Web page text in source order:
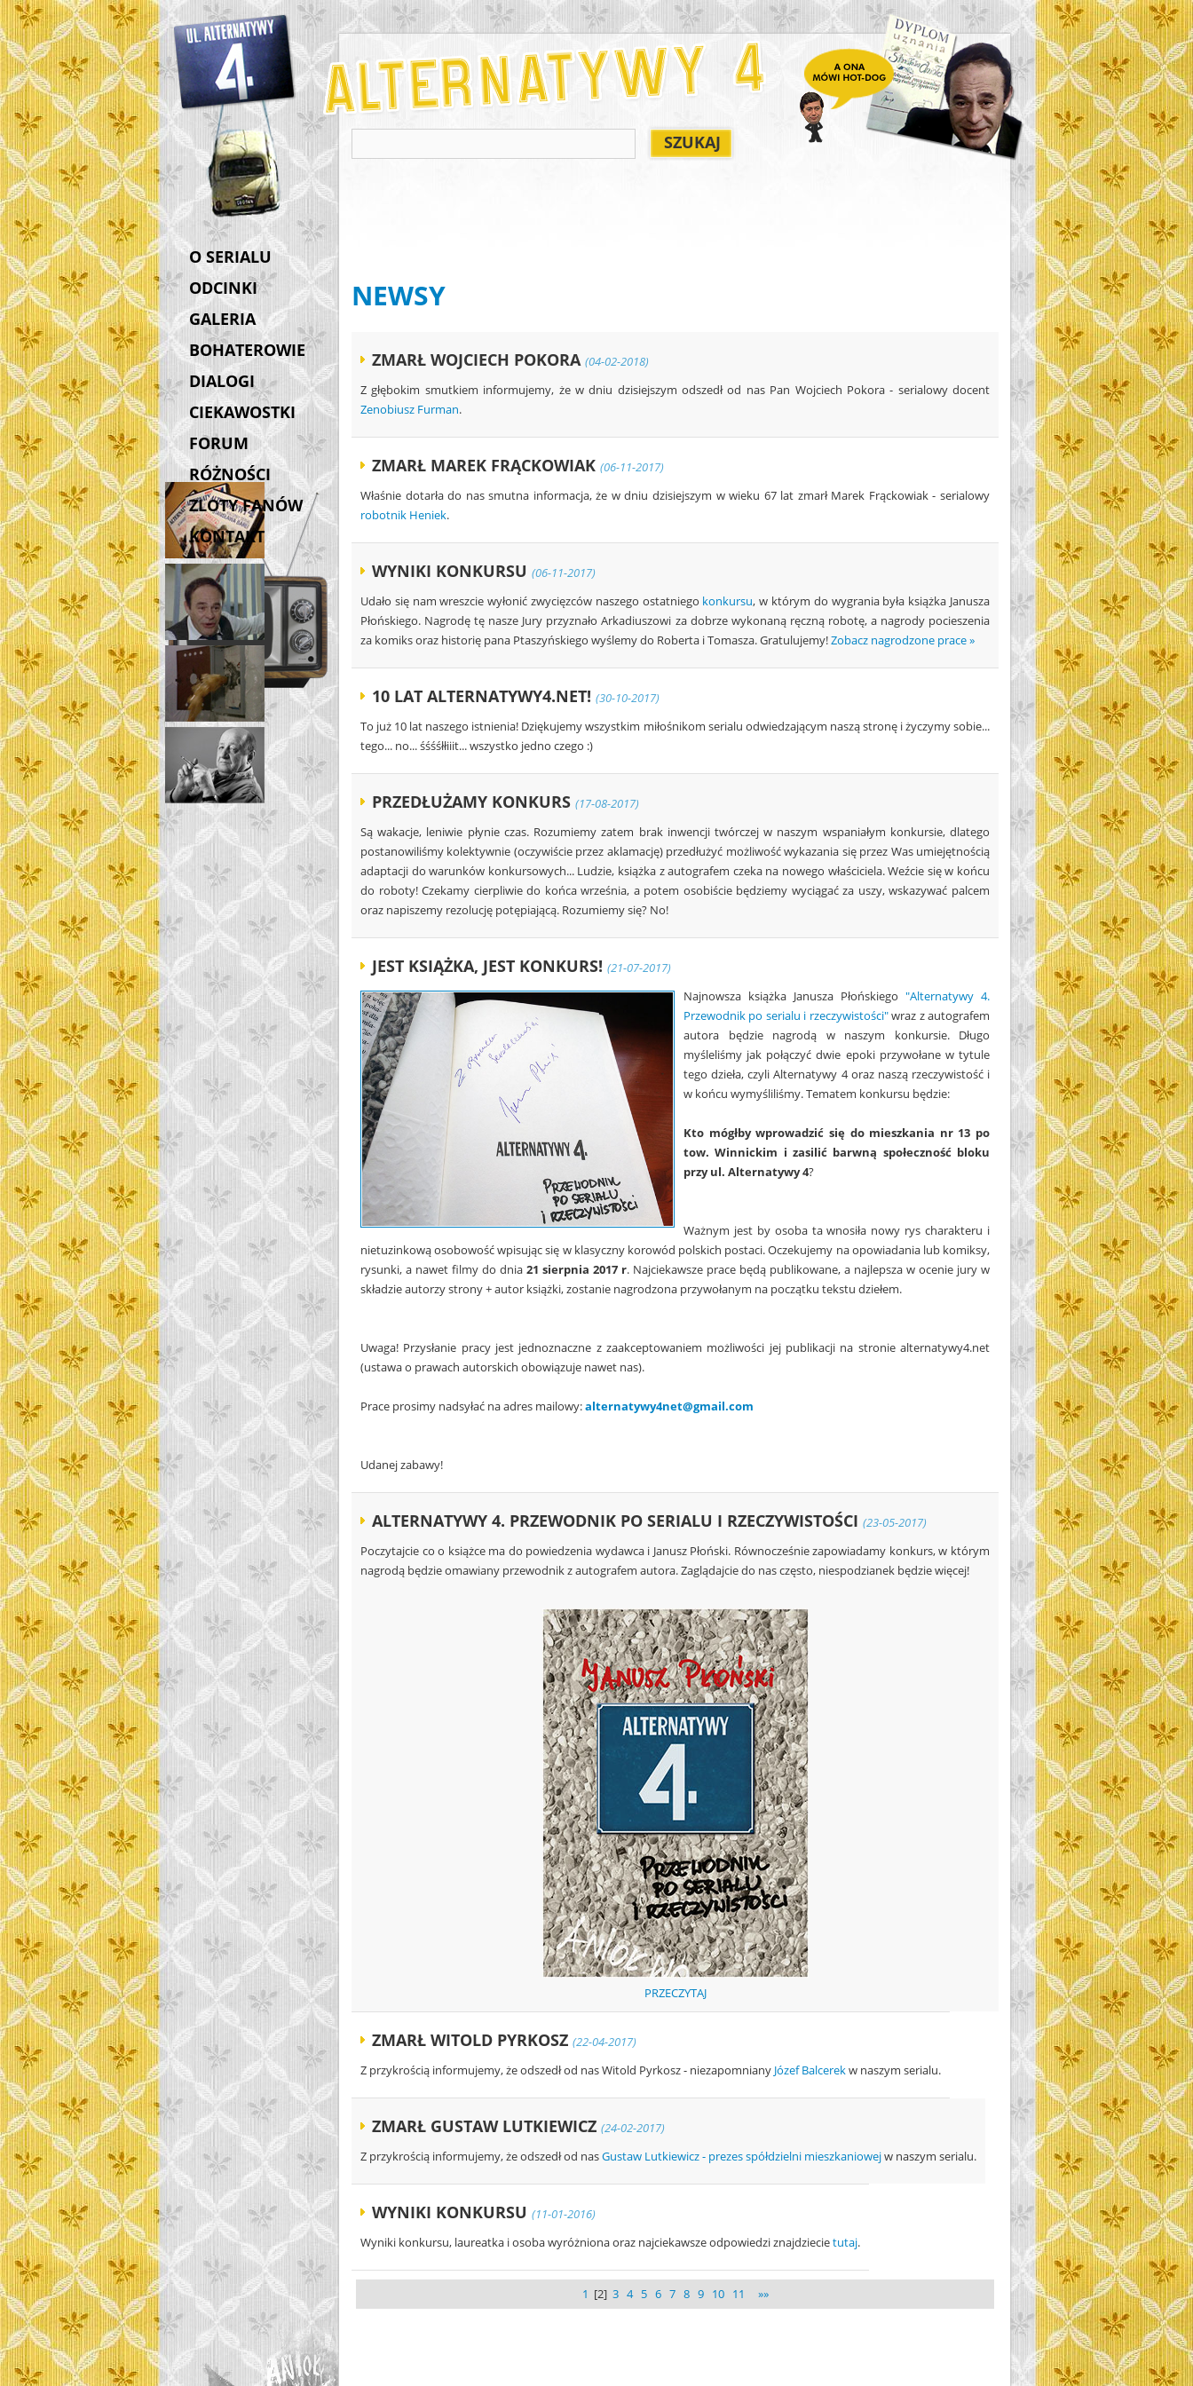
O SERIALU
ODCINKI
GALERIA
BOHATEROWIE
DIALOGI
CIEKAWOSTKI
FORUM
RÓŻNOŚCI
ZLOTY FANÓW
KONTAKT
NEWSY
ZMARŁ WOJCIECH POKORA (04-02-2018)
Z głębokim smutkiem informujemy, że w dniu dzisiejszym odszedł od nas Pan Wojciech Pokora - serialowy docent
Zenobiusz Furman.
ZMARŁ MAREK FRĄCKOWIAK (06-11-2017)
Właśnie dotarła do nas smutna informacja, że w dniu dzisiejszym w wieku 67 lat zmarł Marek Frąckowiak - serialowy
robotnik Heniek.
WYNIKI KONKURSU (06-11-2017)
Udało się nam wreszcie wyłonić zwycięzców naszego ostatniego konkursu, w którym do wygrania była książka Janusza
Płońskiego. Nagrodę tę nasze Jury przyznało Arkadiuszowi za dobrze wykonaną ręczną robotę, a nagrody pocieszenia
za komiks oraz historię pana Ptaszyńskiego wyślemy do Roberta i Tomasza. Gratulujemy!Zobacz nagrodzone prace »
10 LAT ALTERNATYWY4.NET! (30-10-2017)
To już 10 lat naszego istnienia! Dziękujemy wszystkim miłośnikom serialu odwiedzającym naszą stronę i życzymy sobie...
tego... no... śśśśłłiiit... wszystko jedno czego :)
PRZEDŁUŻAMY KONKURS (17-08-2017)
Są wakacje, leniwie płynie czas. Rozumiemy zatem brak inwencji twórczej w naszym wspaniałym konkursie, dlatego
postanowiliśmy kolektywnie (oczywiście przez aklamację) przedłużyć możliwość wykazania się przez Was umiejętnością
adaptacji do warunków konkursowych... Ludzie, książka z autografem czeka na nowego właściciela. Weźcie się w końcu
do roboty! Czekamy cierpliwie do końca września, a potem osobiście będziemy wyciągać za uszy, wskazywać palcem
oraz napiszemy rezolucję potępiającą. Rozumiemy się? No!
JEST KSIĄŻKA, JEST KONKURS! (21-07-2017)
Najnowsza książka Janusza Płońskiego "Alternatywy 4.
Przewodnik po serialu i rzeczywistości"wraz z autografem
autora będzie nagrodą w naszym konkursie. Długo
myśleliśmy jak połączyć dwie epoki przywołane w tytule
tego dzieła, czyli Alternatywy 4 oraz naszą rzeczywistość i
w końcu wymyśliliśmy. Tematem konkursu będzie:
Kto mógłby wprowadzić się do mieszkania nr 13 po
tow. Winnickim i zasilić barwną społeczność bloku
przy ul. Alternatywy 4?
Ważnym jest by osoba ta wnosiła nowy rys charakteru i
nietuzinkową osobowość wpisując się w klasyczny korowód polskich postaci. Oczekujemy na opowiadania lub komiksy,
rysunki, a nawet filmy do dnia 21 sierpnia 2017 r. Najciekawsze prace będą publikowane, a najlepsza w ocenie jury w
składzie autorzy strony + autor książki, zostanie nagrodzona przywołanym na początku tekstu dziełem.
Uwaga! Przysłanie pracy jest jednoznaczne z zaakceptowaniem możliwości jej publikacji na stronie alternatywy4.net
(ustawa o prawach autorskich obowiązuje nawet nas).
Prace prosimy nadsyłać na adres mailowy:alternatywy4net@gmail.com
Udanej zabawy!
ALTERNATYWY 4. PRZEWODNIK PO SERIALU I RZECZYWISTOŚCI (23-05-2017)
Poczytajcie co o książce ma do powiedzenia wydawca i Janusz Płoński. Równocześnie zapowiadamy konkurs, w którym
nagrodą będzie omawiany przewodnik z autografem autora. Zaglądajcie do nas często, niespodzianek będzie więcej!
PRZECZYTAJ
ZMARŁ WITOLD PYRKOSZ (22-04-2017)
Z przykrością informujemy, że odszedł od nas Witold Pyrkosz - niezapomniany Józef Balcerekw naszym serialu.
ZMARŁ GUSTAW LUTKIEWICZ (24-02-2017)
Z przykrością informujemy, że odszedł od nasGustaw Lutkiewicz - prezes spółdzielni mieszkaniowejw naszym serialu.
WYNIKI KONKURSU (11-01-2016)
Wyniki konkursu, laureatka i osoba wyróżniona oraz najciekawsze odpowiedzi znajdziecietutaj.
1 [2] 3 4 5 6 7 8 9 10 11 »»